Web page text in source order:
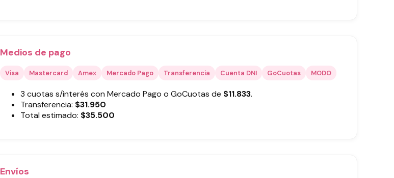
Medios de pago
Visa Mastercard Amex Mercado Pago Transferencia Cuenta DNI GoCuotas MODO
3 cuotas s/interés con Mercado Pago o GoCuotas de $11.833.
Transferencia: $31.950
Total estimado: $35.500
Envíos